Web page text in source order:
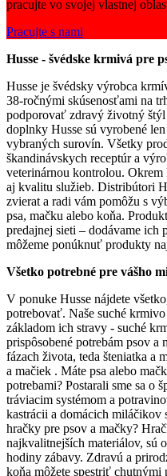
pracujte vo svojej vlastnej
Pracujte s nami
Husse - švédske krmivá pre
Husse je švédsky výrobca
38-ročnými skúsenosťami na
podporovať zdravý životný
doplnky Husse sú vyrobené
vybraných surovín. Všetky
škandinávskych receptúr a
veterinárnou kontrolou.
aj kvalitu služieb. Distribútori
zvierat a radi vám pomôžu s
psa, mačku alebo koňa.
predajnej sieti – dodávame
môžeme ponúknuť produkty
Všetko potrebné pre vášho
V ponuke Husse nájdete
potrebovať. Naše suché
základom ich stravy - suché
prispôsobené potrebám psov
fázach života, teda šteniatka a
a mačiek . Máte psa alebo
potrebami? Postarali sme sa o
tráviacim systémom a
kastrácii a domácich
hračky pre psov a mačky?
najkvalitnejších materiálov, sú
hodiny zábavy. Zdravú a
koňa môžete spestriť